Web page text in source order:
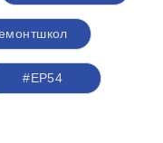
#ЕР54